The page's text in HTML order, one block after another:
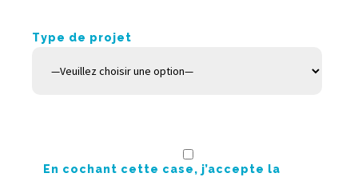
Type de projet
En cochant cette case, j’accepte la